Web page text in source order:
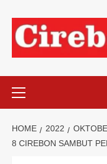
content
Menu
HOME 2022
8 CIREBON SAMBUT